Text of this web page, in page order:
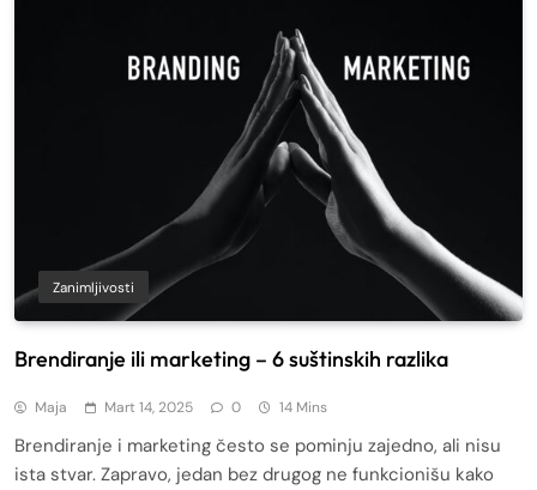
Zanimljivosti
Brendiranje ili marketing – 6 suštinskih razlika
Maja Mart 14, 2025 0 14 Mins
Brendiranje i marketing često se pominju zajedno, ali nisu
ista stvar. Zapravo, jedan bez drugog ne funkcionišu kako